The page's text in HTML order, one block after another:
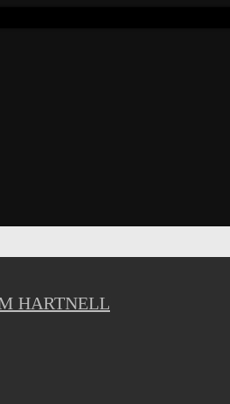
HARTNELL